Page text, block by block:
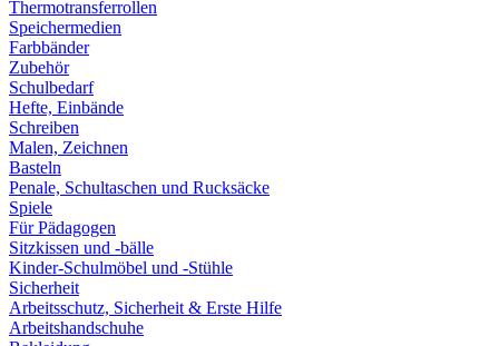
Thermotransferrollen
Speichermedien
Farbbänder
Zubehör
Schulbedarf
Hefte, Einbände
Schreiben
Malen, Zeichnen
Basteln
Penale, Schultaschen und Rucksäcke
Spiele
Für Pädagogen
Sitzkissen und -bälle
Kinder-Schulmöbel und -Stühle
Sicherheit
Arbeitsschutz, Sicherheit & Erste Hilfe
Arbeitshandschuhe